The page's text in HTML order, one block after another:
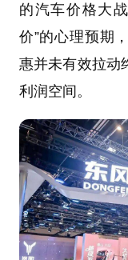
的汽车价格大
价”的心理预期
惠并未有效拉动
利润空间。